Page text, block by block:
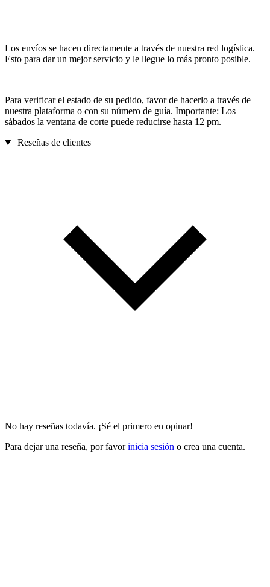
Los envíos se hacen directamente a través de nuestra red logística.
Esto para dar un mejor servicio y le llegue lo más pronto posible.
Para verificar el estado de su pedido, favor de hacerlo a través de
nuestra plataforma o con su número de guía. Importante: Los
sábados la ventana de corte puede reducirse hasta 12 pm.
Reseñas de clientes
No hay reseñas todavía. ¡Sé el primero en opinar!
Para dejar una reseña, por favorinicia sesión o crea una cuenta.